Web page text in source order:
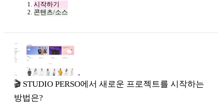
시작하기
콘텐츠/소스
🎬 STUDIO PERSO에서 새로운 프로젝트를 시작하는
방법은?